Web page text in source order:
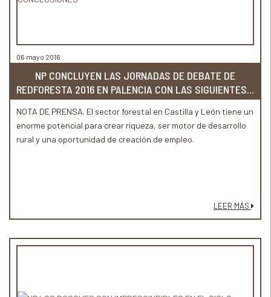
06 mayo 2016
NP CONCLUYEN LAS JORNADAS DE DEBATE DE
REDFORESTA 2016 EN PALENCIA CON LAS SIGUIENTES...
NOTA DE PRENSA. El sector forestal en Castilla y León tiene un
enorme potencial para crear riqueza, ser motor de desarrollo
rural y una oportunidad de creación de empleo.
LEER MÁS